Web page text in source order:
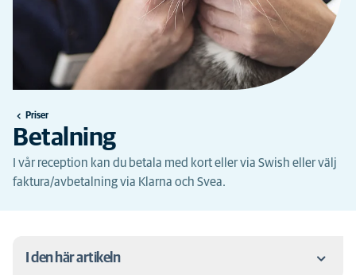
Priser
Betalning
I vår reception kan du betala med kort eller via Swish eller välj
faktura/avbetalning via Klarna och Svea.
I den här artikeln